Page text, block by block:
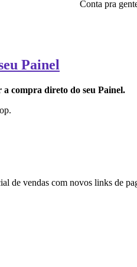
Conta pra
Painel
compra direto do seu Painel.
de vendas com novos links de